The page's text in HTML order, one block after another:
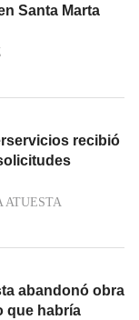
Santa Marta
recibió
ATUESTA
abandonó obra
que habría